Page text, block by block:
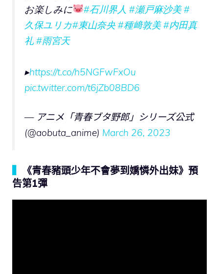
お楽しみに
#石川界人 #瀬戸麻沙美 #
久保ユリカ#東山奈央 #種﨑敦美 #内田真
礼 #雨宮天
▸https://t.co/h5NGFwFxOu
pic.twitter.com/t6jZb08BD6
— アニメ「青春ブタ野郎」シリーズ公式
(@aobuta_anime) March 26, 2023
《青春豬頭少年不會夢到嬌憐外出妹》預
告第1彈